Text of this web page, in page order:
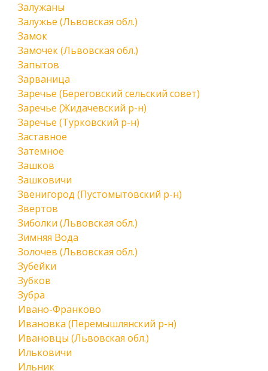
Залужаны
Залужье (Львовская обл.)
Замок
Замочек (Львовская обл.)
Запытов
Зарваница
Заречье (Береговский сельский совет)
Заречье (Жидачевский р-н)
Заречье (Турковский р-н)
Заставное
Затемное
Зашков
Зашковичи
Звенигород (Пустомытовский р-н)
Звертов
Зиболки (Львовская обл.)
Зимняя Вода
Золочев (Львовская обл.)
Зубейки
Зубков
Зубра
Ивано-Франково
Ивановка (Перемышлянский р-н)
Ивановцы (Львовская обл.)
Ильковичи
Ильник